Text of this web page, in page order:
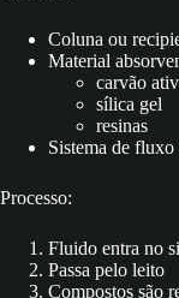
Coluna ou
Material
carvão
sílica gel
resinas
Sistema de
Processo:
Fluido entra no
Passa pelo leito
Compostos são